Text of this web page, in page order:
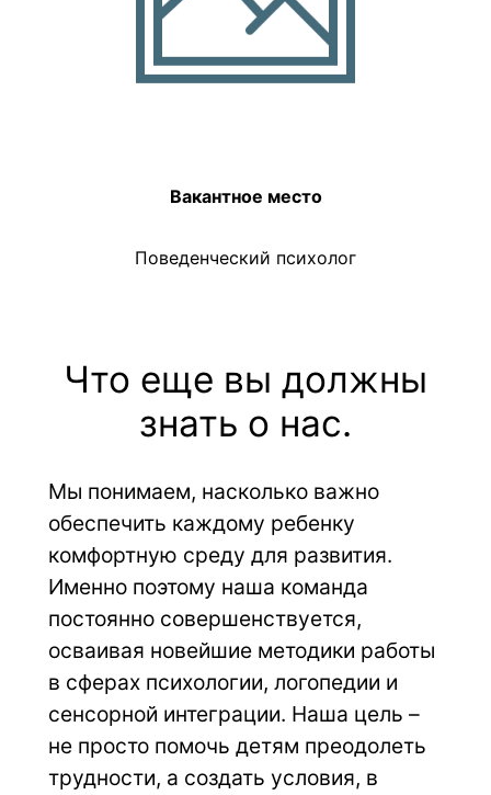
Вакантное место
Поведенческий психолог
Что еще вы должны
знать о нас.
Мы понимаем, насколько важно
обеспечить каждому ребенку
комфортную среду для развития.
Именно поэтому наша команда
постоянно совершенствуется,
осваивая новейшие методики работы
в сферах психологии, логопедии и
сенсорной интеграции. Наша цель –
не просто помочь детям преодолеть
трудности, а создать условия, в